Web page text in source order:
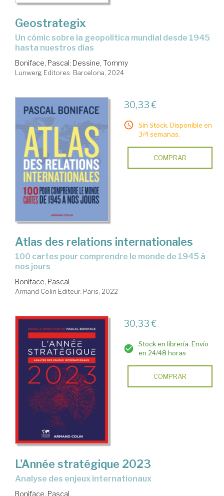
Geostrategix
un cómic sobre la geopolítica mundial desde 1945
hasta nuestros días
Boniface, Pascal; Dessine, Tommy
Lunwerg Editores. Barcelona, 2024
30,33 €
Sin Stock. Disponible en
3/4 semanas.
COMPRAR
Atlas des relations internationales
100 cartes pour comprendre le monde de 1945 à
nos jours
Boniface, Pascal
Armand Colin Editeur. Paris, 2022
30,33 €
Stock en librería. Envío
en 24/48 horas
COMPRAR
L'Année stratégique 2023
Analyse des enjeux internationaux
Boniface, Pascal